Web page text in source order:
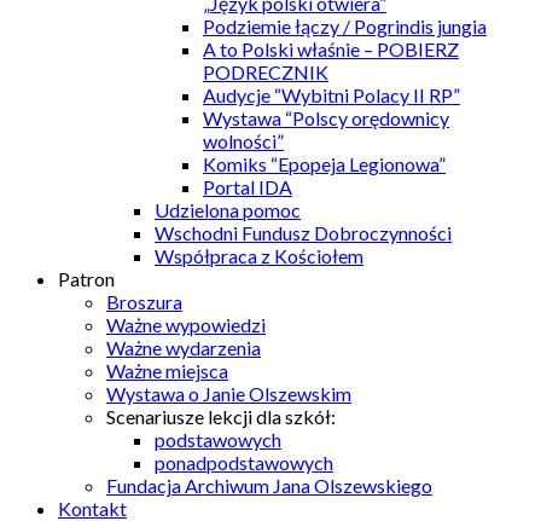
Podziemie łączy / Pogrindis jungia
A to Polski właśnie – POBIERZ
PODRECZNIK
Audycje “Wybitni Polacy II RP”
Wystawa “Polscy orędownicy
wolności”
Komiks “Epopeja Legionowa”
Portal IDA
Udzielona pomoc
Wschodni Fundusz Dobroczynności
Współpraca z Kościołem
Patron
Broszura
Ważne wypowiedzi
Ważne wydarzenia
Ważne miejsca
Wystawa o Janie Olszewskim
Scenariusze lekcji dla szkół:
podstawowych
ponadpodstawowych
Fundacja Archiwum Jana Olszewskiego
Kontakt